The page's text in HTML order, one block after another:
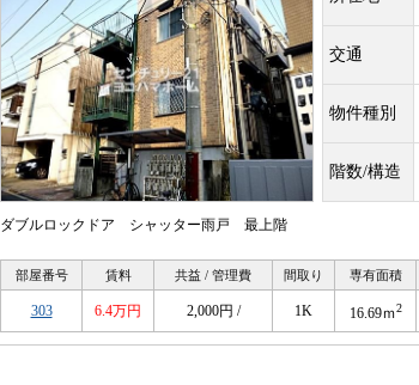
交通
物件種別
階数/構造
ダブルロックドア シャッター雨戸 最上階
部屋番号 賃料 共益 / 管理費 間取り 専有面積
303 6.4万円 2,000円 / 1K 16.69ｍ2